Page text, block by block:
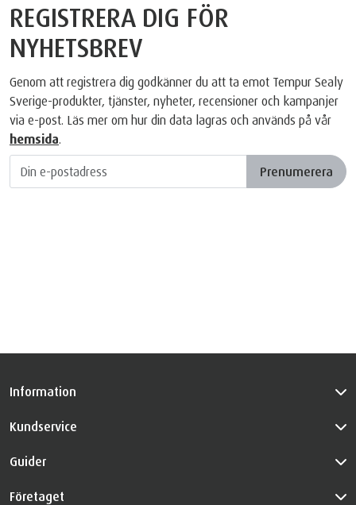
REGISTRERA DIG FÖR
NYHETSBREV
Genom att registrera dig godkänner du att ta emot Tempur Sealy
Sverige-produkter, tjänster, nyheter, recensioner och kampanjer
via e-post. Läs mer om hur din data lagras och används på vår
hemsida.
Prenumerera
Information
Kundservice
Guider
Företaget